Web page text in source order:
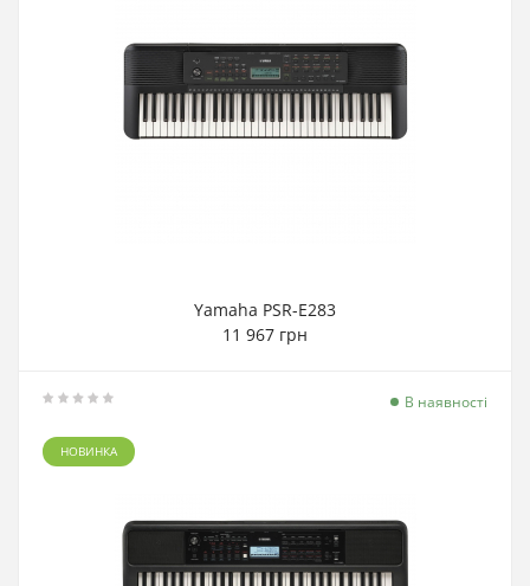
Yamaha PSR-E283
11 967 грн
НОВИНКА
В наявності